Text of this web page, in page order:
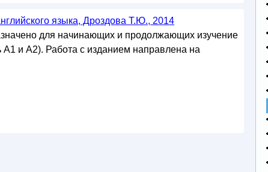
языка, Дроздова Т.Ю., 2014
для начинающих и продолжающих изучение
А1 и А2). Работа с изданием направлена на